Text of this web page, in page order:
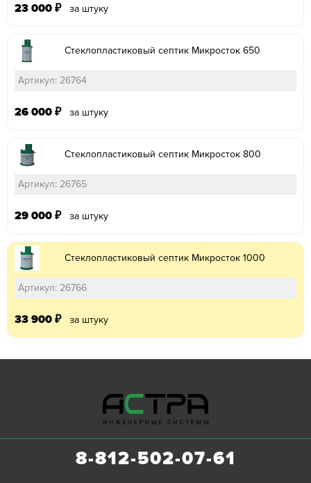
23 000 ₽ за штуку
Стеклопластиковый септик Микросток 650
Артикул: 26764
26 000 ₽ за штуку
Стеклопластиковый септик Микросток 800
Артикул: 26765
29 000 ₽ за штуку
Стеклопластиковый септик Микросток 1000
Артикул: 26766
33 900 ₽ за штуку
8-812-502-07-61